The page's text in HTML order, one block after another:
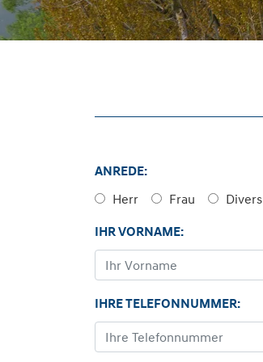
ANREDE:
Herr
Frau Divers
IHR VORNAME:
IHRE TELEFONNUMMER: